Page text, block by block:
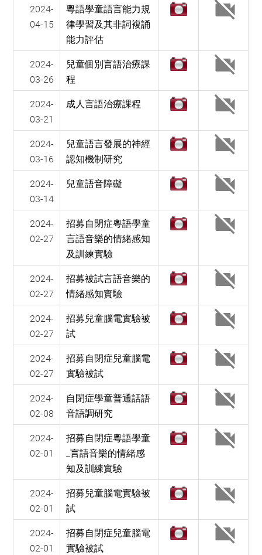
2024-
04-15
粵語學童語言能力規
律學習及其非詞複誦
能力評估
2024-
03-26
兒童個別言語治療課
程
2024-
03-21
成人言語治療課程
2024-
03-16
兒童語言發展的神經
認知機制研究
2024-
03-14
兒童語音障礙
2024-
02-27
招募自閉症粵語學童
言語音樂的情緒感知
及訓練實驗
2024-
02-27
招募被試言語音樂的
情緒感知實驗
2024-
02-27
招募兒童腦電實驗被
試
2024-
02-27
招募自閉症兒童腦電
實驗被試
2024-
02-08
自閉症學童普通話語
音語調研究
2024-
02-01
招募自閉症粵語學童
_言語音樂的情緒感
知及訓練實驗
2024-
02-01
招募兒童腦電實驗被
試
2024-
02-01
招募自閉症兒童腦電
實驗被試